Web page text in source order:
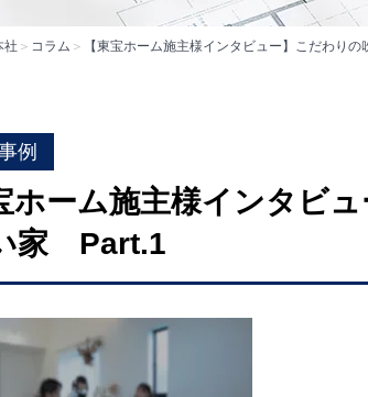
社 ＞ コラム ＞ 【東宝ホーム施主様インタビュー】こだわり
例
ホーム施主様インタビ
家 Part.1